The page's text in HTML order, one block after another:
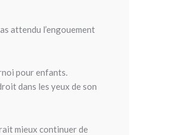
attendu l’engouement
pour enfants.
dans les yeux de son
mieux continuer de